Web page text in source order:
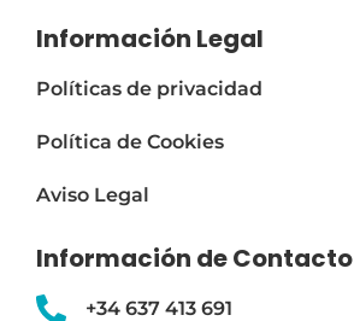
Información Legal
Políticas de privacidad
Política de Cookies
Aviso Legal
Información de Contacto
+34 637 413 691